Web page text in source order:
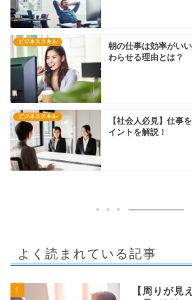
ビジネススキル
朝の仕事は効率がい
わらせる理由とは？
ビジネススキル
【社会人必見】仕事
イントを解説！
よく読まれている記事
1
【周りが見